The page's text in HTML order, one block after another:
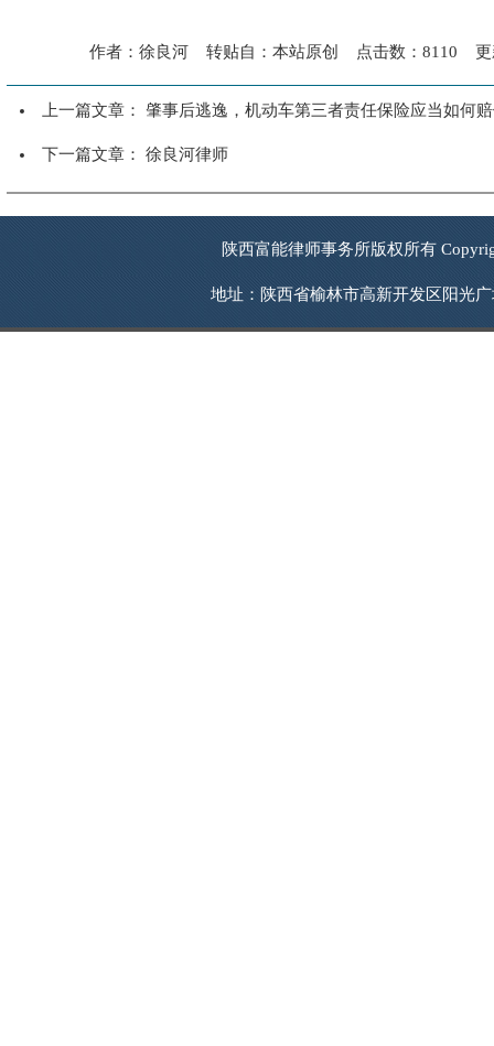
作者：徐良河 转贴自：本站原创 点击数：8110 更
上一篇文章： 肇事后逃逸，机动车第三者责任保险应当如何
下一篇文章： 徐良河律师
陕西富能律师事务所版权所有
地址：陕西省榆林市高新开发区阳光